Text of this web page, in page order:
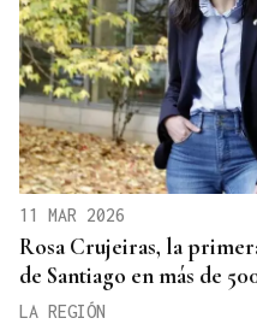
11 MAR 2026
Rosa Crujeiras, la
de Santiago en más de
LA REGIÓN